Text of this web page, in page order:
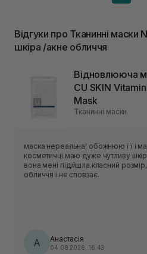
Відгуки про Тканинні
шкіра /акне обличчя
Відновлююча
CU SKIN
Mask
Тканинні маски
маска нереальна! обожнюю її і
косметичці.маю дуже чутливу
вона мені підійшла.класний
обличчя і не сповзає.
А Анастасія
04.08.2026, 16:43